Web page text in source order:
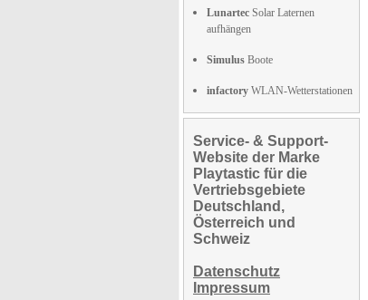
Lunartec Solar Laternen
aufhängen
Simulus Boote
infactory WLAN-Wetterstationen
Service- & Support-
Website der Marke
Playtastic für die
Vertriebsgebiete
Deutschland,
Österreich und
Schweiz
Datenschutz
Impressum